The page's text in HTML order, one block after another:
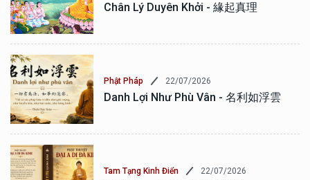
Chân Lý Duyên Khởi - 緣起真理
Phật Pháp 22/07/2026
Danh Lợi Như Phù Vân - 名利如浮雲
Tam Tạng Kinh Điển 22/07/2026